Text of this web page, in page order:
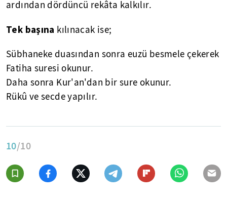
ardından dördüncü rekâta kalkılır.
Tek başına kılınacak ise;
Sübhaneke duasından sonra euzü besmele çekerek
Fatiha suresi okunur.
Daha sonra Kur'an'dan bir sure okunur.
Rükû ve secde yapılır.
10/10